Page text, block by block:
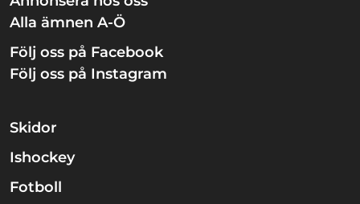
Alla ämnen A-Ö
Följ oss på Facebook
Följ oss på Instagram
Skidor
Ishockey
Fotboll